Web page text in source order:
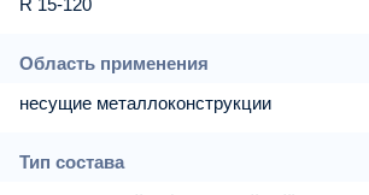
R 15-120
Область применения
несущие металлоконструкции
Тип состава